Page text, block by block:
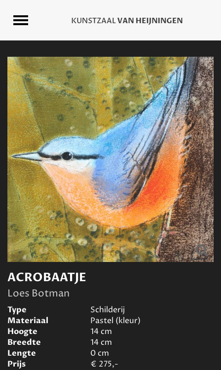
ACROBAATJE
Loes Botman
Type
Schilderij
Materiaal
Pastel (kleur)
Hoogte
14cm
Breedte
14cm
Lengte
0cm
Prijs
€ 275,-